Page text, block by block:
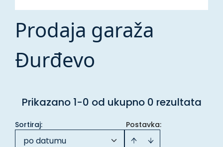
Prodaja garaža
Đurđevo
Prikazano 1-0 od ukupno 0 rezultata
Postavka:
Sortiraj:
po datumu